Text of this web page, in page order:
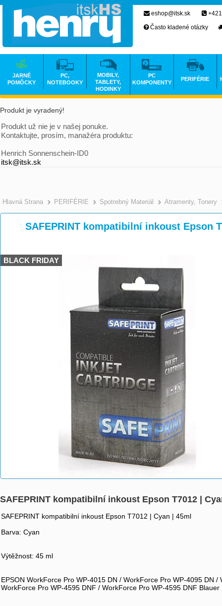
Produkt je vyradený!
Produkt už nie je v našej ponuke.
Kontaktujte, prosím, manažéra produktu:
Henrich Sonnenschein-ID0
itsk@itsk.sk
Hlavná Strana >
PERIFÉRIE >
Spotrebný Materiál >
Atramenty, Tonery
SAFEPRINT kompatibilní inkoust Epson
BLACK FRIDAY
SAFEPRINT kompatibilní inkoust Epson T7012 |
SAFEPRINT kompatibilní inkoust Epson T7012 | Cyan | 45ml
Barva: Cyan
Výtěžnost: 45 ml
EPSON WorkForce Pro WP-4015 DN / WorkForce Pro WP-4095 DN
WorkForce Pro WP-4595 DNF / WorkForce Pro WP-4595 DNF Blauer
eshop@itsk.sk
Často kladené otázky
JARNÉ
POMÔCKY
PC,
NOTEBOOKY
MOBILY,
TABLETY,
HODINKY
PC
KOMPONENTY
PERIFÉRIE